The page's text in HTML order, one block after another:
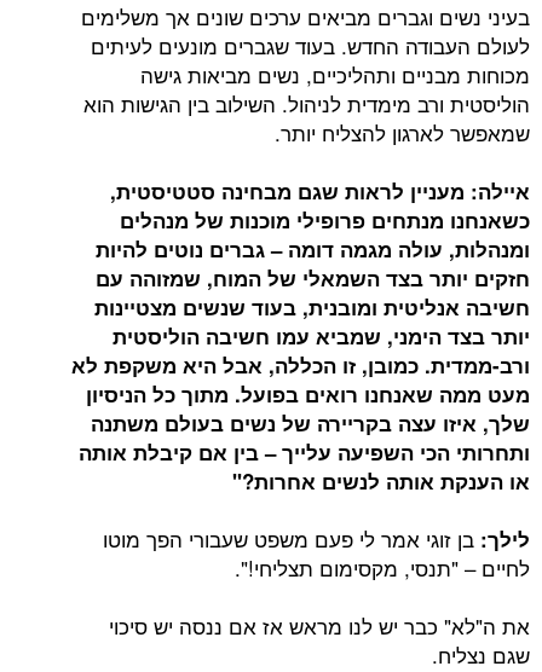
בעיני נשים וגברים מביאים ערכים שונים אך משלימים
לעולם העבודה החדש. בעוד שגברים מונעים לעיתים
מכוחות מבניים ותהליכיים, נשים מביאות גישה
הוליסטית ורב מימדית לניהול. השילוב בין הגישות הוא
שמאפשר לארגון להצליח יותר.
איילה: מעניין לראות שגם מבחינה סטטיסטית,
כשאנחנו מנתחים פרופילי מוכנות של מנהלים
ומנהלות, עולה מגמה דומה – גברים נוטים להיות
חזקים יותר בצד השמאלי של המוח, שמזוהה עם
חשיבה אנליטית ומובנית, בעוד שנשים מצטיינות
יותר בצד הימני, שמביא עמו חשיבה הוליסטית
ורב-ממדית. כמובן, זו הכללה, אבל היא משקפת לא
מעט ממה שאנחנו רואים בפועל. מתוך כל הניסיון
שלך, איזו עצה בקריירה של נשים בעולם משתנה
ותחרותי הכי השפיעה עלייך – בין אם קיבלת אותה
או הענקת אותה לנשים אחרות?"
לילך: בן זוגי אמר לי פעם משפט שעבורי הפך מוטו
לחיים – "תנסי, מקסימום תצליחי!".
את ה"לא" כבר יש לנו מראש אז אם ננסה יש סיכוי
שגם נצליח.